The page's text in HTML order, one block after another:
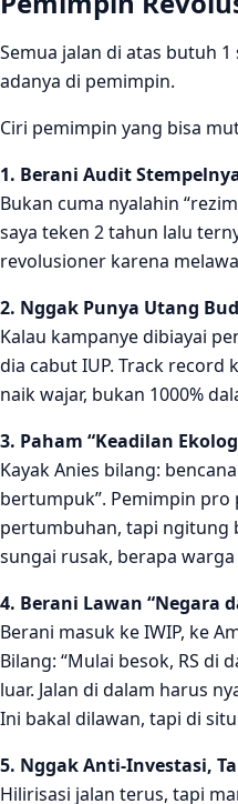
Semua jalan di atas butuh 1
adanya di pemimpin.
Ciri pemimpin yang bisa
1. Berani Audit
Bukan cuma nyalahin
saya teken 2 tahun lalu
revolusioner karena
2. Nggak Punya Utang
Kalau kampanye dibiayai
dia cabut IUP. Track record
naik wajar, bukan 1000%
3. Paham “Keadilan
Kayak Anies bilang:
bertumpuk”. Pemimpin
pertumbuhan, tapi ngitung
sungai rusak, berapa
4. Berani Lawan “Negara
Berani masuk ke IWIP, ke
Bilang: “Mulai besok, RS di
luar. Jalan di dalam harus
Ini bakal dilawan, tapi di
5. Nggak Anti-Investasi,
Hilirisasi jalan terus, tapi